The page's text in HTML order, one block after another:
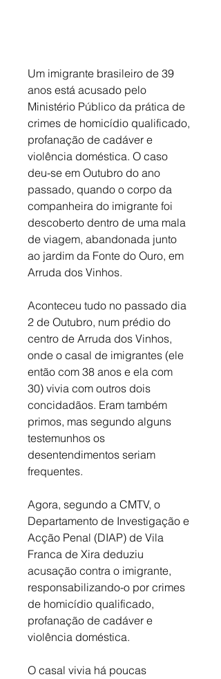
Um imigrante brasileiro de 39
anos está acusado pelo
Ministério Público da prática de
crimes de homicídio qualificado,
profanação de cadáver e
violência doméstica. O caso
deu-se em Outubro do ano
passado, quando o corpo da
companheira do imigrante foi
descoberto dentro de uma mala
de viagem, abandonada junto
ao jardim da Fonte do Ouro, em
Arruda dos Vinhos.
Aconteceu tudo no passado dia
2 de Outubro, num prédio do
centro de Arruda dos Vinhos,
onde o casal de imigrantes (ele
então com 38 anos e ela com
30) vivia com outros dois
concidadãos. Eram também
primos, mas segundo alguns
testemunhos os
desentendimentos seriam
frequentes.
Agora, segundo a CMTV, o
Departamento de Investigação e
Acção Penal (DIAP) de Vila
Franca de Xira deduziu
acusação contra o imigrante,
responsabilizando-o por crimes
de homicídio qualificado,
profanação de cadáver e
violência doméstica.
O casal vivia há poucas